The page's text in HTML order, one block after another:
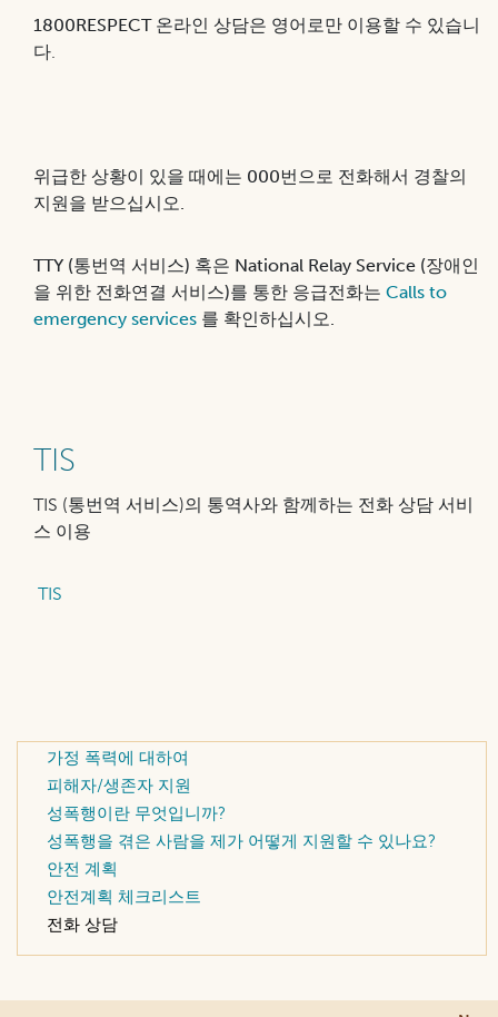
1800RESPECT 온라인 상담은 영어로만 이용할 수 있습니
다.
위급한 상황이 있을 때에는 000번으로 전화해서 경찰의
지원을 받으십시오.
TTY (통번역 서비스) 혹은 National Relay Service (장애인
을 위한 전화연결 서비스)를 통한 응급전화는 Calls to
emergency services 를 확인하십시오.
TIS
TIS (통번역 서비스)의 통역사와 함께하는 전화 상담 서비
스 이용
TIS
가정 폭력에 대하여
피해자/생존자 지원
성폭행이란 무엇입니까?
성폭행을 겪은 사람을 제가 어떻게 지원할 수 있나요?
안전 계획
안전계획 체크리스트
전화 상담